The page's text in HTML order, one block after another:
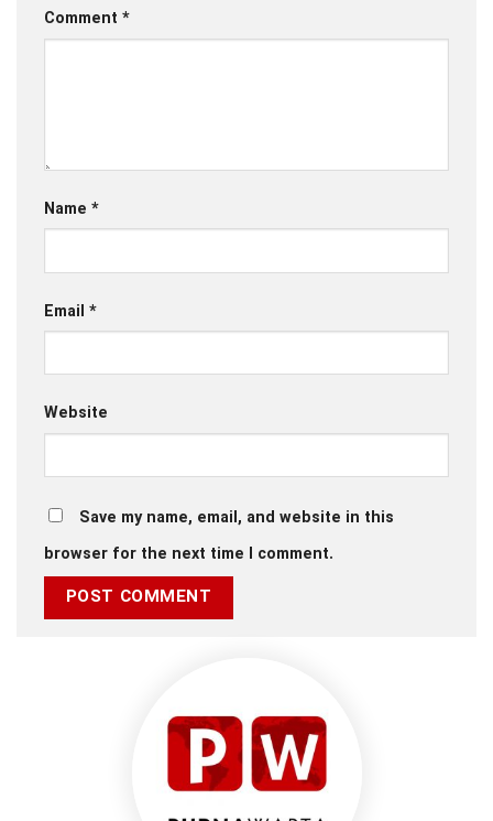
Comment *
Name *
Email *
Website
Save my name, email, and website in this
browser for the next time I comment.